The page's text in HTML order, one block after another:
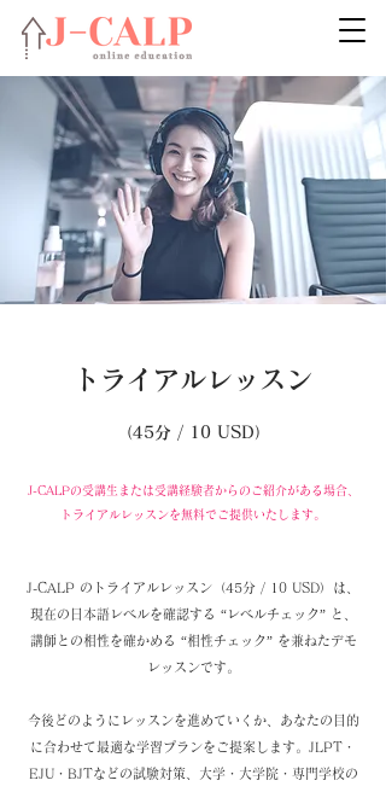
​トライアルレッスン
（45分 / 10 USD）
​J-CALPの受講生または受講経験者からのご紹介がある場合、
トライアルレッスンを無料でご提供いたします。
J-CALP のトライアルレッスン（45分 / 10 USD）は、
現在の日本語レベルを確認する “レベルチェック” と、
講師との相性を確かめる “相性チェック” を兼ねたデモ
レッスンです。
今後どのようにレッスンを進めていくか、あなたの目的
に合わせて最適な学習プランをご提案します。JLPT・
EJU・BJTなどの試験対策、大学・大学院・専門学校の